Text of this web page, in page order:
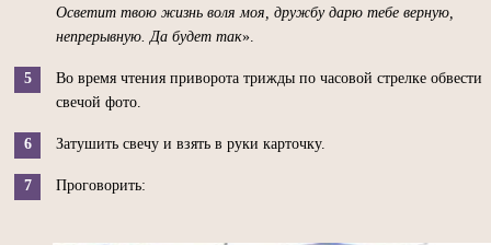
Осветит твою жизнь воля моя, дружбу дарю тебе верную,
непрерывную. Да будет так».
Во время чтения приворота трижды по часовой стрелке обвести
свечой фото.
Затушить свечу и взять в руки карточку.
Проговорить: